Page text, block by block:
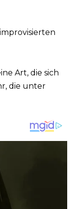
Art, die sich
die unter